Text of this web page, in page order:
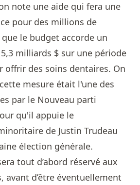
note une aide qui fera une
pour des millions de
le budget accorde un
milliards $ sur une période
offrir des soins dentaires. On
mesure était l'une des
par le Nouveau parti
qu'il appuie le
de Justin Trudeau
élection générale.
tout d’abord réservé aux
avant d’être éventuellement